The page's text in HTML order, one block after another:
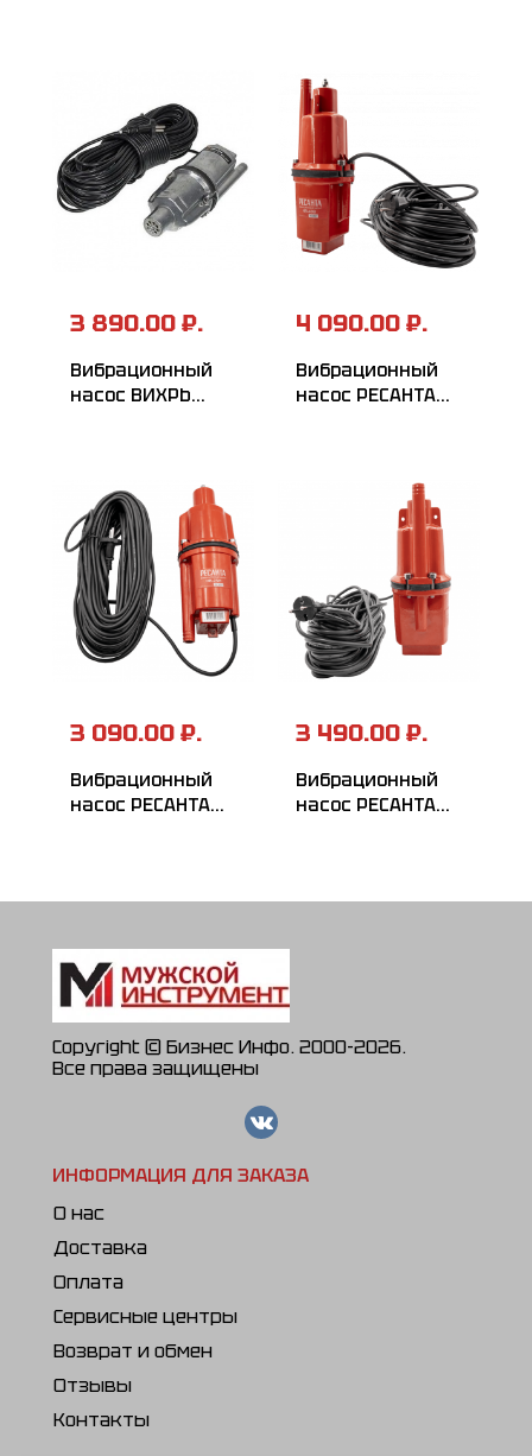
3 890.00 ₽.
Вибрационный
насос ВИХРЬ
4 090.00 ₽.
Вибрационный
насос РЕСАНТА
3 090.00 ₽.
Вибрационный
насос РЕСАНТА
3 490.00 ₽.
Вибрационный
насос РЕСАНТА
Copyright © Бизнес Инфо. 2000-2026.
Все права защищены
ИНФОРМАЦИЯ ДЛЯ ЗАКАЗА
О нас
Доставка
Оплата
Сервисные центры
Возврат и обмен
Отзывы
Контакты